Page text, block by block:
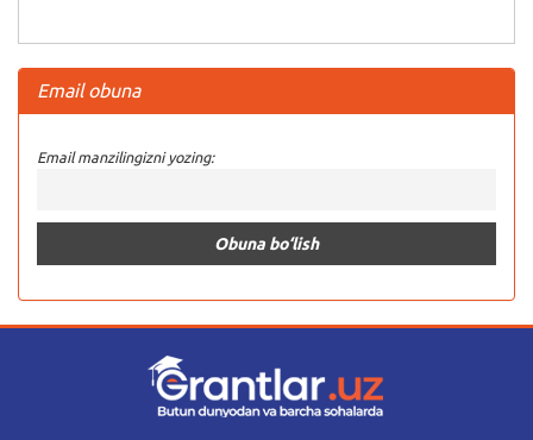
Email obuna
Email manzilingizni yozing: